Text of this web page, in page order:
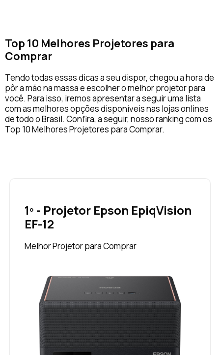
Top 10 Melhores Projetores para
Comprar
Tendo todas essas dicas a seu dispor, chegou a hora de
pôr a mão na massa e escolher o melhor projetor para
você. Para isso, iremos apresentar a seguir uma lista
com as melhores opções disponíveis nas lojas onlines
de todo o Brasil. Confira, a seguir, nosso ranking com os
Top 10 Melhores Projetores para Comprar.
1º - Projetor Epson EpiqVision
EF-12
Melhor Projetor para Comprar